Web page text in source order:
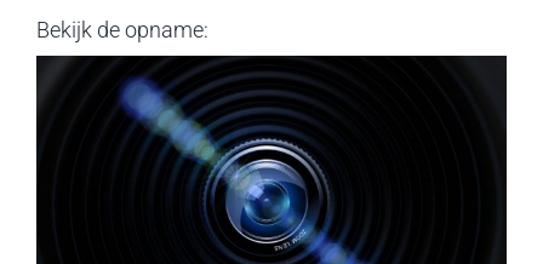
Bekijk de opname: